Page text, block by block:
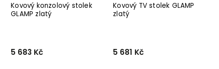
Kovový konzolový stolek
GLAMP zlatý
5 683 Kč
Kovový TV stolek GLAMP
zlatý
5 681 Kč